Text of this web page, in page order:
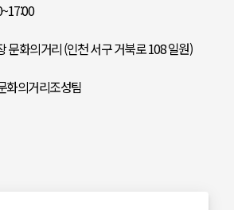
문화의거리 (인천 서구 거북로 108 일원)
화의거리조성팀